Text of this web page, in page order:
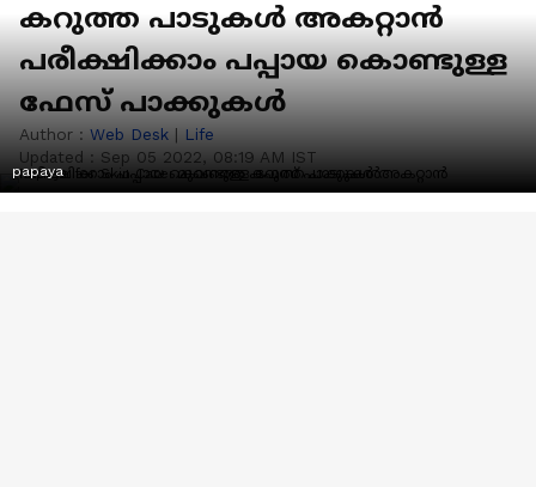
കറുത്ത പാടുകള്‍ അകറ്റാന്‍
പരീക്ഷിക്കാം പപ്പായ കൊണ്ടുള്ള
ഫേസ് പാക്കുകൾ
Author : Web Desk | Life
Updated : Sep 05 2022, 08:19 AM IST
papaya